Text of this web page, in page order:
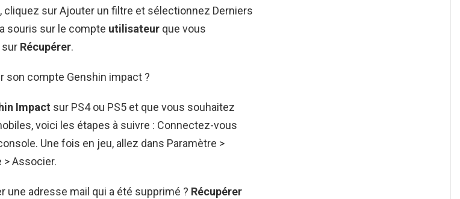
, cliquez sur Ajouter un filtre et sélectionnez Derniers
souris sur le compte utilisateur que vous
Récupérer.
son compte Genshin impact ?
Impact sur PS4 ou PS5 et que vous souhaitez
voici les étapes à suivre : Connectez-vous
Une fois en jeu, allez dans Paramètre >
> Associer.
une adresse mail qui a été supprimé ? Récupérer